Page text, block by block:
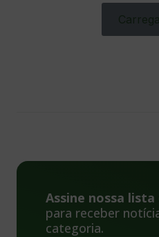
Assine nossa
para receber
categoria.